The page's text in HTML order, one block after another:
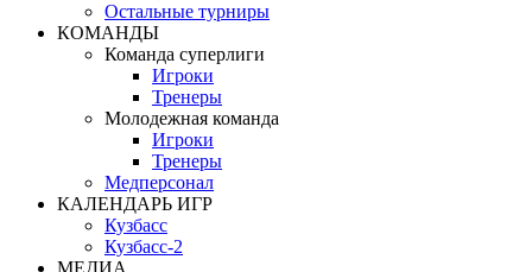
Остальные турниры
КОМАНДЫ
Команда суперлиги
Игроки
Тренеры
Молодежная команда
Игроки
Тренеры
Медперсонал
КАЛЕНДАРЬ ИГР
Кузбасс
Кузбасс-2
МЕДИА